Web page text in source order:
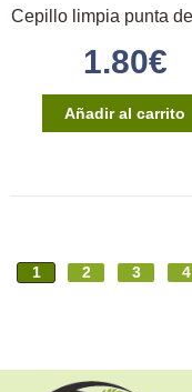
1.80€
Añadir al carrito
1 2 3 4